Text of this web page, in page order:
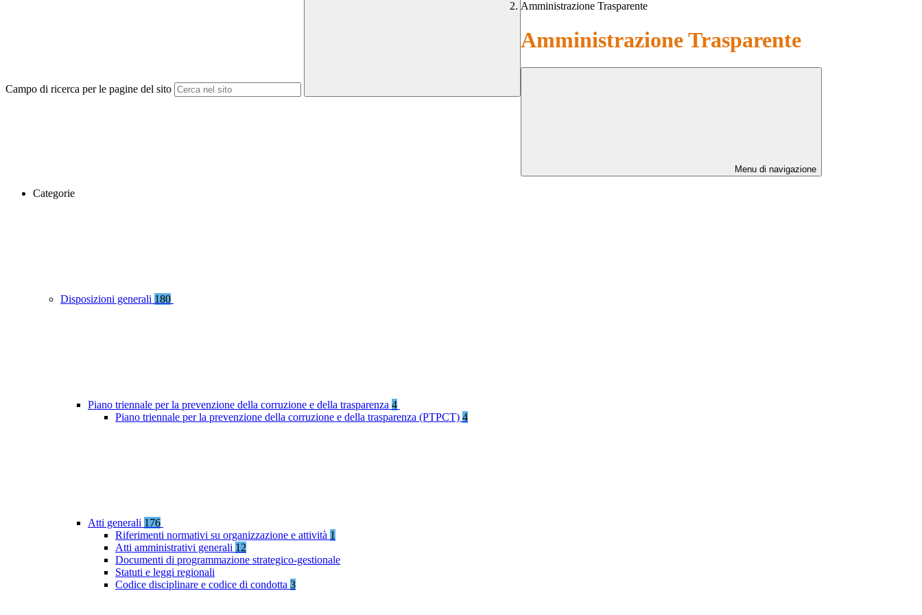
Campo di ricerca per le pagine del sito
Amministrazione Trasparente
Amministrazione Trasparente
Menu di navigazione
Categorie
Disposizioni generali 180
Piano triennale per la prevenzione della corruzione e della trasparenza 4
Piano triennale per la prevenzione della corruzione e della trasparenza (PTPCT) 4
Atti generali 176
Riferimenti normativi su organizzazione e attività 1
Atti amministrativi generali 12
Documenti di programmazione strategico-gestionale
Statuti e leggi regionali
Codice disciplinare e codice di condotta 3